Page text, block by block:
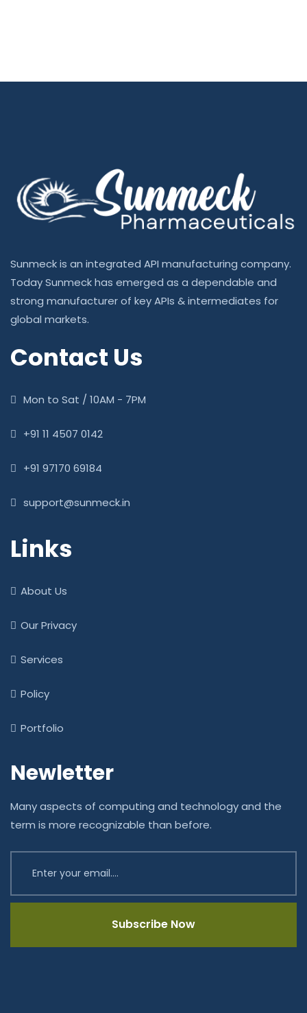
Sunmeck is an integrated API manufacturing company.
Today Sunmeck has emerged as a dependable and
strong manufacturer of key APIs & intermediates for
global markets.
Contact Us
Mon to Sat / 10AM - 7PM
‎+91 11 4507 0142
+91 97170 69184
support@sunmeck.in
Links
About Us
Our Privacy
Services
Policy
Portfolio
Newletter
Many aspects of computing and technology and the
term is more recognizable than before.
Subscribe Now